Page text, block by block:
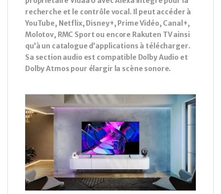
recherche et le contrôle vocal. Il peut accéder à
YouTube, Netflix, Disney+, Prime Vidéo, Canal+,
Molotov, RMC Sport ou encore Rakuten TV ainsi
qu’à un catalogue d’applications à télécharger.
Sa section audio est compatible Dolby Audio et
Dolby Atmos pour élargir la scène sonore.